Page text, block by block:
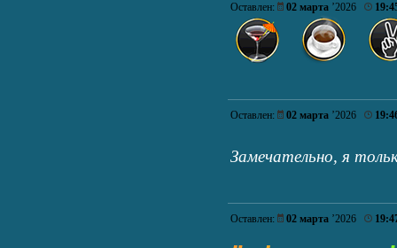
Оставлен: 02 марта ’2026
Оставлен: 02 марта ’2026
Замечательно, я
Оставлен: 02 марта ’2026